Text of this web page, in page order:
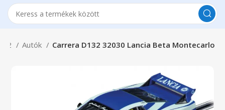
Autók Carrera D132 32030 Lancia Beta Montecarlo